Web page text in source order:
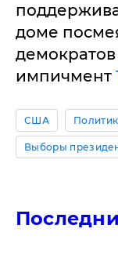
доме
демократов
импичмент
США
Выборы